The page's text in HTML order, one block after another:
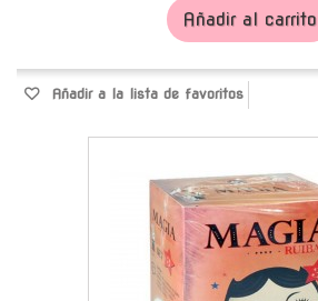
Añadir al carrito
Añadir a la lista de favoritos